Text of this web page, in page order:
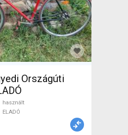
Országúti
használt
ELADÓ